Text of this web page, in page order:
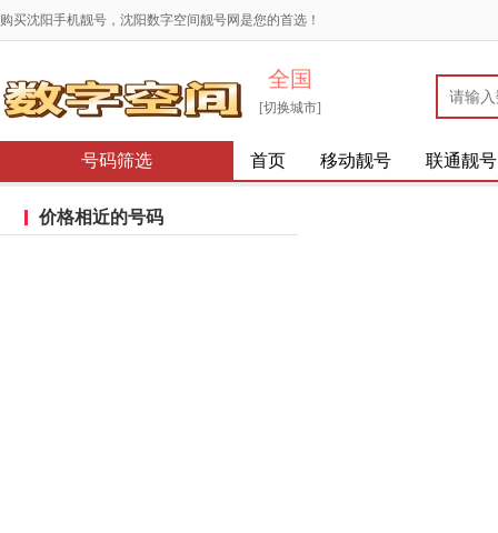
购买沈阳手机靓号，沈阳数字空间靓号网是您的首选！
全国
[切换城市]
号码筛选 首页 移动靓号 联通靓号
价格相近的号码